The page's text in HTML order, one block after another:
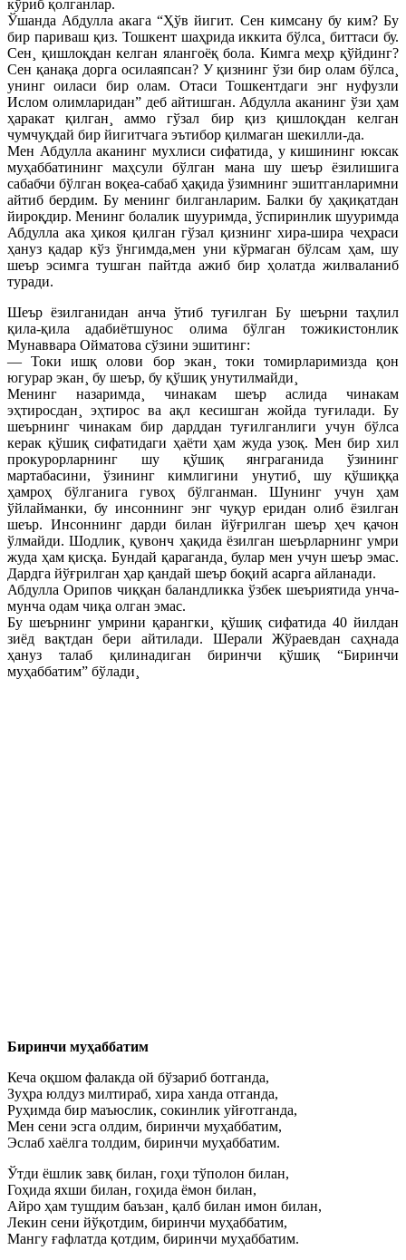
кўриб қолганлар.
Ўшанда Абдулла акага “Ҳўв йигит. Сен кимсану бу ким? Бу
бир париваш қиз. Тошкент шаҳрида иккита бўлса¸ биттаси бу.
Сен¸ қишлоқдан келган ялангоëқ бола. Кимга меҳр қўйдинг?
Сен қанақа дорга осилаяпсан? У қизнинг ўзи бир олам бўлса¸
унинг оиласи бир олам. Отаси Тошкентдаги энг нуфузли
Ислом олимларидан” деб айтишган. Абдулла аканинг ўзи ҳам
ҳаракат қилган¸ аммо гўзал бир қиз қишлоқдан келган
чумчуқдай бир йигитчага эътибор қилмаган шекилли-да.
Мен Абдулла аканинг мухлиси сифатида¸ у кишининг юксак
муҳаббатининг маҳсули бўлган мана шу шеър ёзилишига
сабабчи бўлган воқеа-сабаб ҳақида ўзимнинг эшитганларимни
айтиб бердим. Бу менинг билганларим. Балки бу ҳақиқатдан
йироқдир. Менинг болалик шууримда¸ ўспиринлик шууримда
Абдулла ака ҳикоя қилган гўзал қизнинг хира-шира чеҳраси
ҳануз қадар кўз ўнгимда,мен уни кўрмаган бўлсам ҳам, шу
шеър эсимга тушган пайтда ажиб бир ҳолатда жилваланиб
туради.
Шеър ëзилганидан анча ўтиб туғилган Бу шеърни таҳлил
қила-қила адабиëтшунос олима бўлган тожикистонлик
Мунаввара Ойматова сўзини эшитинг:
— Токи ишқ олови бор экан¸ токи томирларимизда қон
югурар экан¸ бу шеър, бу қўшиқ унутилмайди¸
Менинг назаримда¸ чинакам шеър аслида чинакам
эҳтиросдан¸ эҳтирос ва ақл кесишган жойда туғилади. Бу
шеърнинг чинакам бир дарддан туғилганлиги учун бўлса
керак қўшиқ сифатидаги ҳаëти ҳам жуда узоқ. Мен бир хил
прокурорларнинг шу қўшиқ янграганида ўзининг
мартабасини, ўзининг кимлигини унутиб¸ шу қўшиққа
ҳамроҳ бўлганига гувоҳ бўлганман. Шунинг учун ҳам
ўйлайманки, бу инсоннинг энг чуқур еридан олиб ëзилган
шеър. Инсоннинг дарди билан йўғрилган шеър ҳеч қачон
ўлмайди. Шодлик¸ қувонч ҳақида ëзилган шеърларнинг умри
жуда ҳам қисқа. Бундай қараганда¸ булар мен учун шеър эмас.
Дардга йўғрилган ҳар қандай шеър боқий асарга айланади.
Абдулла Орипов чиққан баландликка ўзбек шеъриятида унча-
мунча одам чиқа олган эмас.
Бу шеърнинг умрини қарангки¸ қўшиқ сифатида 40 йилдан
зиёд вақтдан бери айтилади. Шерали Жўраевдан саҳнада
ҳануз талаб қилинадиган биринчи қўшиқ “Биринчи
муҳаббатим” бўлади¸
Биринчи муҳаббатим
Кеча оқшом фалакда ой бўзариб ботганда,
Зуҳра юлдуз милтираб, хира ханда отганда,
Руҳимда бир маъюслик, сокинлик уйғотганда,
Мен сени эсга олдим, биринчи муҳаббатим,
Эслаб хаёлга толдим, биринчи муҳаббатим.
Ўтди ёшлик завқ билан, гоҳи тўполон билан,
Гоҳида яхши билан, гоҳида ёмон билан,
Айро ҳам тушдим баъзан¸ қалб билан имон билан,
Лекин сени йўқотдим, биринчи муҳаббатим,
Мангу ғафлатда қотдим, биринчи муҳаббатим.